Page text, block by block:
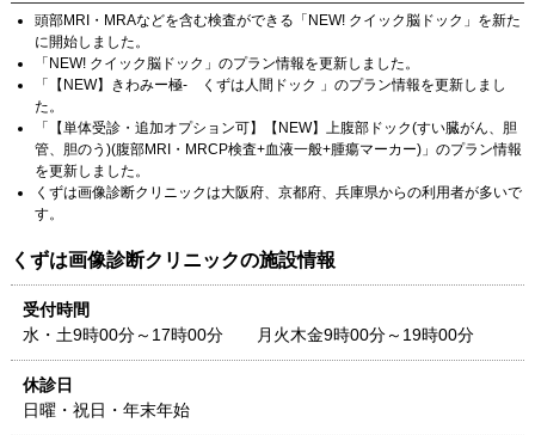
頭部MRI・MRAなどを含む検査ができる「 NEW! クイック脳ドック 」を新た
に開始しました。
「 NEW! クイック脳ドック 」のプラン情報を更新しました。
「
【NEW】きわみー極- くずは人間ドック
」のプラン情報を更新しまし
た。
「
【単体受診・追加オプション可】【NEW】上腹部ドック(すい臓がん、胆
管、胆のう)(腹部MRI・MRCP検査+血液一般+腫瘍マーカー)」のプラン情報
を更新しました。
くずは画像診断クリニックは大阪府、 京都府、 兵庫県からの利用者が多いで
す。
くずは画像診断クリニックの施設情報
受付時間
水・土9時00分～17時00分 月火木金9時00分～19時00分
休診日
日曜・祝日・年末年始